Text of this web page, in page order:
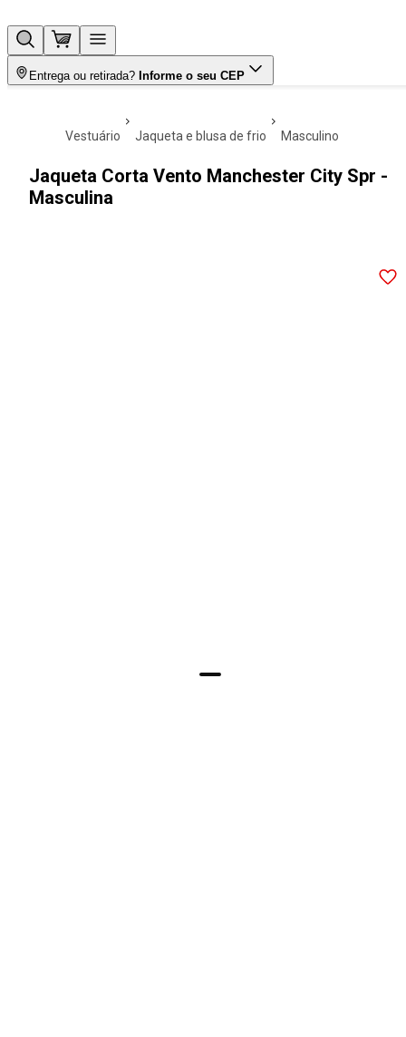
Entrega ou retirada? Informe o seu CEP
vestuário jaqueta e blusa de frio masculino
Jaqueta Corta Vento Manchester City Spr -
Masculina